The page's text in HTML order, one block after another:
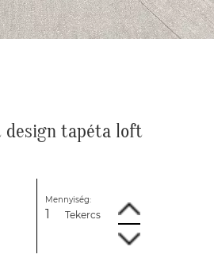
tapéta loft
Mennyiség:
Tekercs